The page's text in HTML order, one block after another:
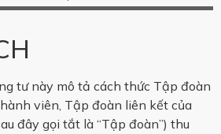
tư này mô tả cách thức Tập đoàn
viên, Tập đoàn liên kết của
đây gọi tắt là “Tập đoàn”) thu